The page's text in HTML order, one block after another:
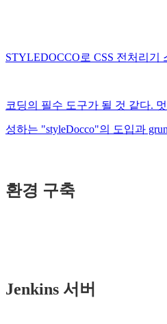
STYLEDOCCO로 CSS 전처리기
코딩의 필수 도구가 될 것 같다.
성하는 "styleDocco"의 도입과
환경 구축
Jenkins 서버